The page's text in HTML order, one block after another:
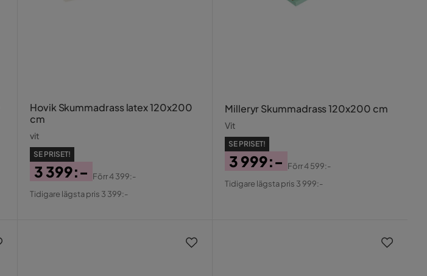
Hovik Skummadrass latex 120x200
cm
vit
SE PRISET!
Pris
3 399:-
Original
Förr4 399:-
Tidigare lägsta pris 3 399:-
Milleryr Skummadrass 120x200 cm
Vit
SE PRISET!
Pris
3 999:-
Original
Förr4 599:-
Tidigare lägsta pris 3 999:-